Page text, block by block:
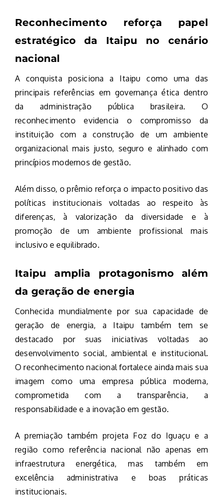
Reconhecimento reforça papel
estratégico da Itaipu no cenário
nacional
A conquista posiciona a Itaipu como uma das
principais referências em governança ética dentro
da administração pública brasileira. O
reconhecimento evidencia o compromisso da
instituição com a construção de um ambiente
organizacional mais justo, seguro e alinhado com
princípios modernos de gestão.
Além disso, o prêmio reforça o impacto positivo das
políticas institucionais voltadas ao respeito às
diferenças, à valorização da diversidade e à
promoção de um ambiente profissional mais
inclusivo e equilibrado.
Itaipu amplia protagonismo além
da geração de energia
Conhecida mundialmente por sua capacidade de
geração de energia, a Itaipu também tem se
destacado por suas iniciativas voltadas ao
desenvolvimento social, ambiental e institucional.
O reconhecimento nacional fortalece ainda mais sua
imagem como uma empresa pública moderna,
comprometida com a transparência, a
responsabilidade e a inovação em gestão.
A premiação também projeta Foz do Iguaçu e a
região como referência nacional não apenas em
infraestrutura energética, mas também em
excelência administrativa e boas práticas
institucionais.